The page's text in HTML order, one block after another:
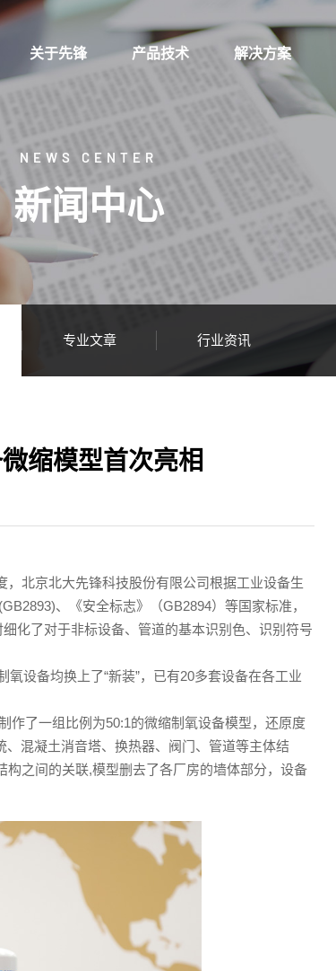
关于先锋 产品技术 解决方案
NEWS CENTER
新闻中心
专业文章 行业资讯
缩模型首次亮相
北京北大先锋科技股份有限公司根据工业设备生
、《安全标志》（GB2894）等国家标准，
化了对于非标设备、管道的基本识别色、识别符号
设备均换上了“新装”，已有20多套设备在各工业
作了一组比例为50:1的微缩制氧设备模型，还原度
混凝土消音塔、换热器、阀门、管道等主体结
之间的关联,模型删去了各厂房的墙体部分，设备